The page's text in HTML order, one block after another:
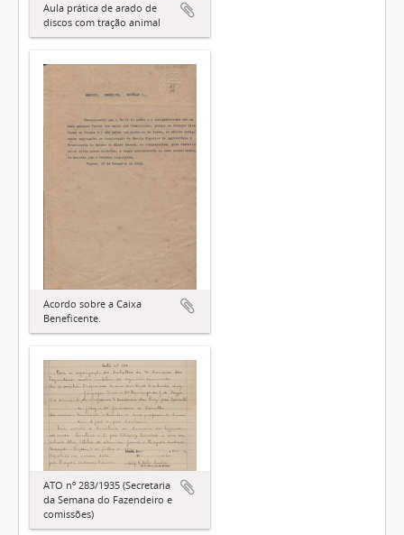
Aula prática de arado de
discos com tração animal
Acordo sobre a Caixa
Beneficente.
ATO nº 283/1935 (Secretaria
da Semana do Fazendeiro e
comissões)